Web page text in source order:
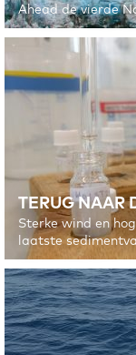
Ahead de vierde
TERUG NAAR
Sterke wind en
laatste